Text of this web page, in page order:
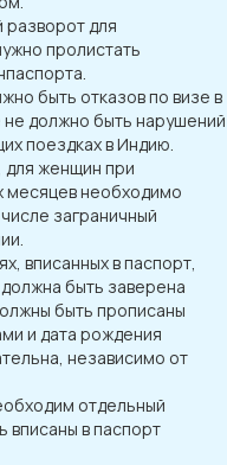
разворот для
пролистать
быть отказов по визе в
должно быть нарушений
поездках в Индию.
женщин при
месяцев необходимо
заграничный
вписанных в паспорт,
быть заверена
быть прописаны
и дата рождения
независимо от
отдельный
вписаны в паспорт